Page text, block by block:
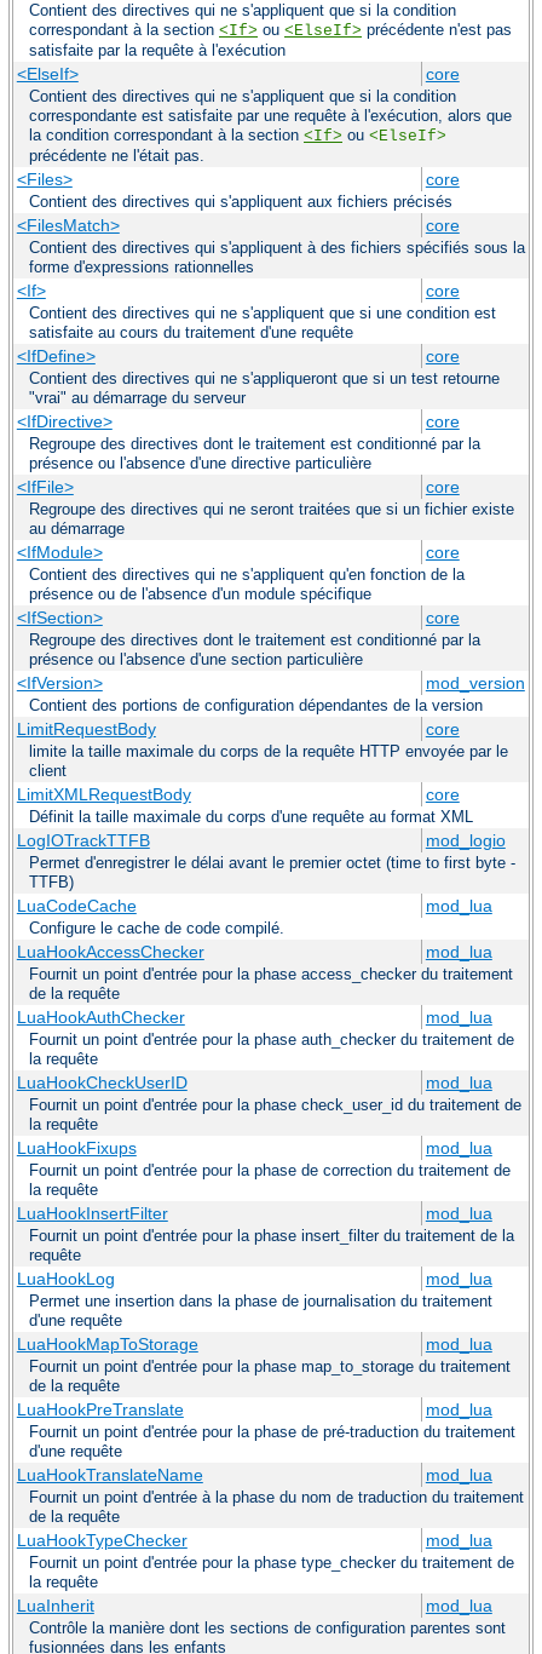
Contient des directives qui ne s'appliquent que si la condition
correspondant à la section <If> ou <ElseIf> précédente n'est pas
satisfaite par la requête à l'exécution
<ElseIf> core
Contient des directives qui ne s'appliquent que si la condition
correspondante est satisfaite par une requête à l'exécution, alors que
la condition correspondant à la section <If> ou <ElseIf>
précédente ne l'était pas.
<Files> core
Contient des directives qui s'appliquent aux fichiers précisés
<FilesMatch> core
Contient des directives qui s'appliquent à des fichiers spécifiés sous la
forme d'expressions rationnelles
<If> core
Contient des directives qui ne s'appliquent que si une condition est
satisfaite au cours du traitement d'une requête
<IfDefine> core
Contient des directives qui ne s'appliqueront que si un test retourne
"vrai" au démarrage du serveur
<IfDirective> core
Regroupe des directives dont le traitement est conditionné par la
présence ou l'absence d'une directive particulière
<IfFile> core
Regroupe des directives qui ne seront traitées que si un fichier existe
au démarrage
<IfModule> core
Contient des directives qui ne s'appliquent qu'en fonction de la
présence ou de l'absence d'un module spécifique
<IfSection> core
Regroupe des directives dont le traitement est conditionné par la
présence ou l'absence d'une section particulière
<IfVersion> mod_version
Contient des portions de configuration dépendantes de la version
LimitRequestBody core
limite la taille maximale du corps de la requête HTTP envoyée par le
client
LimitXMLRequestBody core
Définit la taille maximale du corps d'une requête au format XML
LogIOTrackTTFB mod_logio
Permet d'enregistrer le délai avant le premier octet (time to first byte -
TTFB)
LuaCodeCache mod_lua
Configure le cache de code compilé.
LuaHookAccessChecker mod_lua
Fournit un point d'entrée pour la phase access_checker du traitement
de la requête
LuaHookAuthChecker mod_lua
Fournit un point d'entrée pour la phase auth_checker du traitement de
la requête
LuaHookCheckUserID mod_lua
Fournit un point d'entrée pour la phase check_user_id du traitement de
la requête
LuaHookFixups mod_lua
Fournit un point d'entrée pour la phase de correction du traitement de
la requête
LuaHookInsertFilter mod_lua
Fournit un point d'entrée pour la phase insert_filter du traitement de la
requête
LuaHookLog mod_lua
Permet une insertion dans la phase de journalisation du traitement
d'une requête
LuaHookMapToStorage mod_lua
Fournit un point d'entrée pour la phase map_to_storage du traitement
de la requête
LuaHookPreTranslate mod_lua
Fournit un point d'entrée pour la phase de pré-traduction du traitement
d'une requête
LuaHookTranslateName mod_lua
Fournit un point d'entrée à la phase du nom de traduction du traitement
de la requête
LuaHookTypeChecker mod_lua
Fournit un point d'entrée pour la phase type_checker du traitement de
la requête
LuaInherit mod_lua
Contrôle la manière dont les sections de configuration parentes sont
fusionnées dans les enfants